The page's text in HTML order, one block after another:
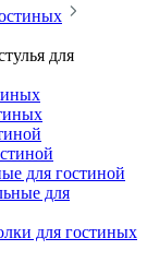
для
для гостиной
для
для гостиных